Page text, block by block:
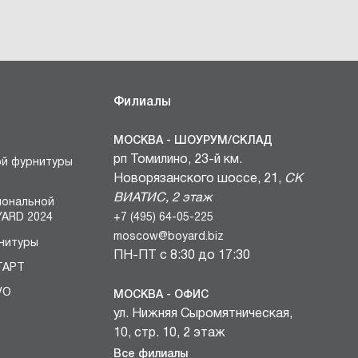
фурнитуры
2024
Филиалы
МОСКВА - ШОУРУМ/СКЛАД
рп Томилино, 23-й км.
Новорязанского шоссе, 21, СК
ВИАТИС, 2 этаж
+7 (495) 64-05-225
moscow@boyard.biz
ПН-ПТ с 8:30 до 17:30
МОСКВА - ОФИС
ул. Нижняя Сыромятническая,
10, стр. 10, 2 этаж
+7 (495) 64-05-225
Все филиалы